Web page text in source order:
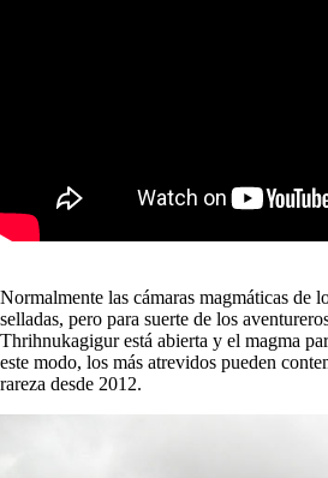
Normalmente las cámaras magmáticas de
selladas, pero para suerte de los
Thrihnukagigur está abierta y el magma
este modo, los más atrevidos pueden
rareza desde 2012.